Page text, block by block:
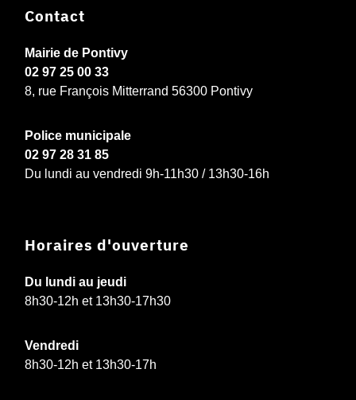
Contact
Mairie de Pontivy
02 97 25 00 33
8, rue François Mitterrand 56300 Pontivy
Police municipale
02 97 28 31 85
Du lundi au vendredi 9h-11h30 / 13h30-16h
Horaires d'ouverture
Du lundi au jeudi
8h30-12h et 13h30-17h30
Vendredi
8h30-12h et 13h30-17h